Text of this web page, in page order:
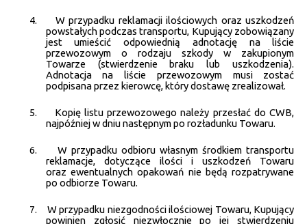
4.
W przypadku reklamacji ilościowych oraz uszkodzeń
powstałych podczas transportu, Kupujący zobowiązany
jest umieścić odpowiednią adnotację na liście
przewozowym o rodzaju szkody w zakupionym
Towarze (stwierdzenie braku lub uszkodzenia).
Adnotacja na liście przewozowym musi zostać
podpisana przez kierowcę, który dostawę zrealizował.
5.
Kopię listu przewozowego należy przesłać do CWB,
najpóźniej w dniu następnym po rozładunku Towaru.
6.
W przypadku odbioru własnym środkiem transportu
reklamacje, dotyczące ilości i uszkodzeń Towaru
oraz ewentualnych opakowań nie będą rozpatrywane
po odbiorze Towaru.
7.
W przypadku niezgodności ilościowej Towaru, Kupujący
powinien zgłosić niezwłocznie po jej stwierdzeniu